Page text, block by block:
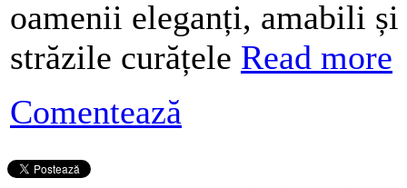
oamenii eleganți, amabili
străzile curățele Read more
Comentează